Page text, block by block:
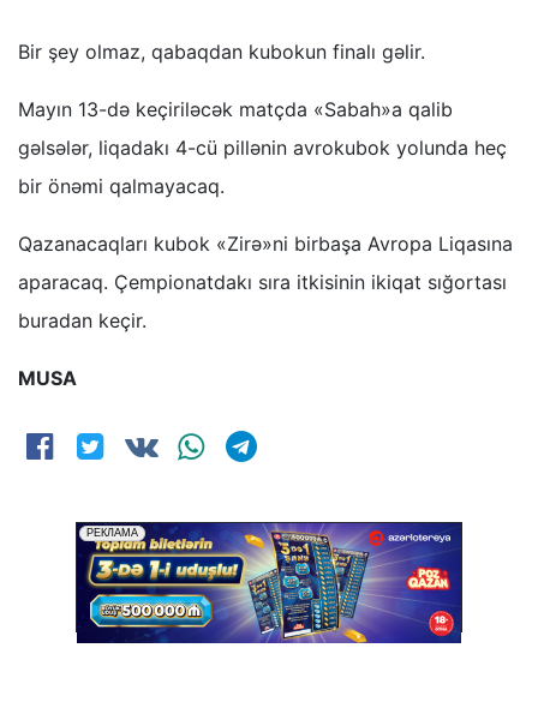
Bir şey olmaz, qabaqdan kubokun finalı gəlir.
Mayın 13-də keçiriləcək matçda «Sabah»a qalib
gəlsələr, liqadakı 4-cü pillənin avrokubok yolunda heç
bir önəmi qalmayacaq.
Qazanacaqları kubok «Zirə»ni birbaşa Avropa Liqasına
aparacaq. Çempionatdakı sıra itkisinin ikiqat sığortası
buradan keçir.
MUSA